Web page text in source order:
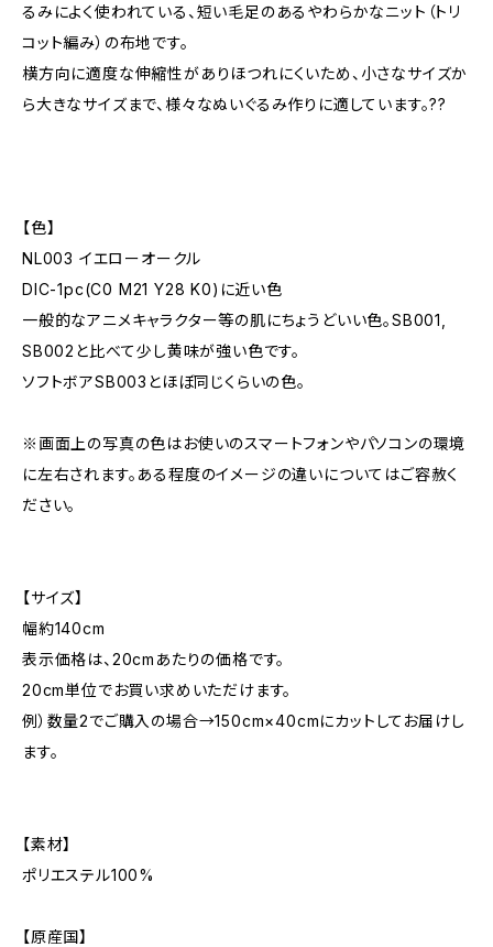
るみによく使われている、短い毛足のあるやわらかなニット（トリ
コット編み）の布地です。
横方向に適度な伸縮性がありほつれにくいため、小さなサイズか
ら大きなサイズまで、様々なぬいぐるみ作りに適しています。??
【色】
NL003 イエローオークル
DIC-1pc(C0 M21 Y28 K0)に近い色
一般的なアニメキャラクター等の肌にちょうどいい色。SB001,
SB002と比べて少し黄味が強い色です。
ソフトボアSB003とほぼ同じくらいの色。
※画面上の写真の色はお使いのスマートフォンやパソコンの環境
に左右されます。ある程度のイメージの違いについてはご容赦く
ださい。
【サイズ】
幅約140cm
表示価格は、20cmあたりの価格です。
20cm単位でお買い求めいただけます。
例）数量2でご購入の場合→150cm×40cmにカットしてお届けし
ます。
【素材】
ポリエステル100%
【原産国】